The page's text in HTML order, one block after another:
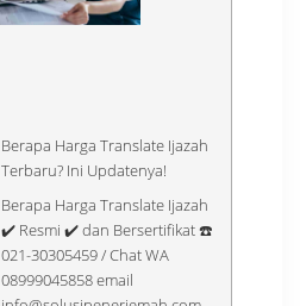
Berapa Harga Translate Ijazah
Terbaru? Ini Updatenya!
Berapa Harga Translate Ijazah
✔️ Resmi ✔️ dan Bersertifikat ☎️
021-30305459 / Chat WA
08999045858 email